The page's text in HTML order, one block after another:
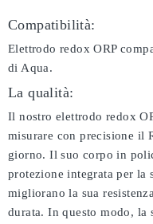
Compatibilità:
Elettrodo redox ORP
di Aqua.
La qualità:
Il nostro elettrodo redox
misurare con precisione il
giorno. Il suo corpo in
protezione integrata per
migliorano la sua
durata. In questo modo, la